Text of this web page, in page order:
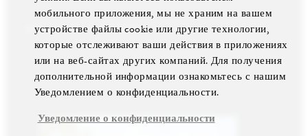
ВСЕ ОТЕЛИ И КУРОРТЫ
ВСЕ ЧАСТНЫЕ РЕЗИДЕНЦИИ
ПОКАЗАТЬ ВСЕ ВИЛЛЫ И РЕЗИДЕНЦИИ ДЛЯ
АРЕНДЫ
мобильного приложения, мы не храним на вашем
устройстве файлы cookie или другие технологии,
которые отслеживают ваши действия в приложениях
или на веб-сайтах других компаний. Для получения
дополнительной информации ознакомьтесь с нашим
Уведомлением о конфиденциальности.
Уведомление о конфиденциальности